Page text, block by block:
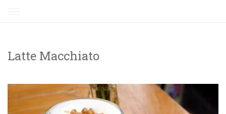
Latte Macchiato